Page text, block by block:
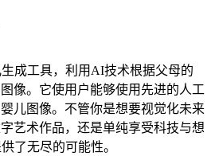
成工具，利用AI技术根据父母的
像。它使用户能够使用先进的人工
儿图像。不管你是想要视觉化未来
艺术作品，还是单纯享受科技与想
了无尽的可能性。